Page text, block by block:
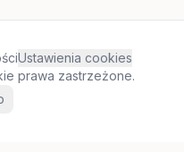
Ustawienia cookies
prawa zastrzeżone.